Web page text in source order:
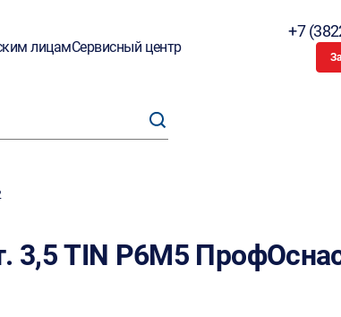
лицамСервисный центр
+7
3,5 TIN Р6М5